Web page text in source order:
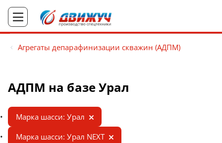
Агрегаты депарафинизации скважин (АДПМ)
АДПМ на базе Урал
Марка шасси: Урал
Марка шасси: Урал NEXT